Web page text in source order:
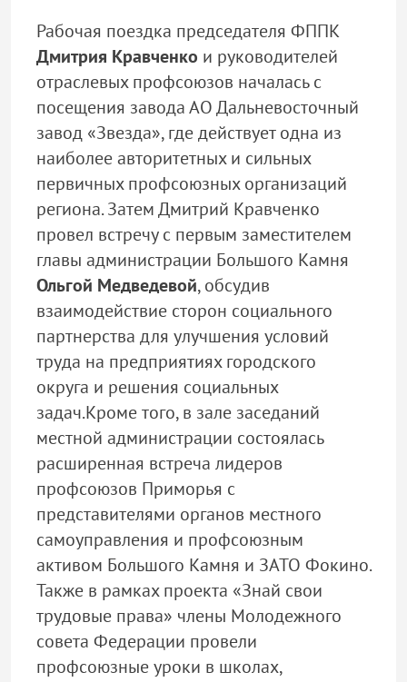
Рабочая поездка председателя ФППК
Дмитрия Кравченко и руководителей
отраслевых профсоюзов началась с
посещения завода АО Дальневосточный
завод «Звезда», где действует одна из
наиболее авторитетных и сильных
первичных профсоюзных организаций
региона. Затем Дмитрий Кравченко
провел встречу с первым заместителем
главы администрации Большого Камня
Ольгой Медведевой, обсудив
взаимодействие сторон социального
партнерства для улучшения условий
труда на предприятиях городского
округа и решения социальных
задач.Кроме того, в зале заседаний
местной администрации состоялась
расширенная встреча лидеров
профсоюзов Приморья с
представителями органов местного
самоуправления и профсоюзным
активом Большого Камня и ЗАТО Фокино.
Также в рамках проекта «Знай свои
трудовые права» члены Молодежного
совета Федерации провели
профсоюзные уроки в школах,